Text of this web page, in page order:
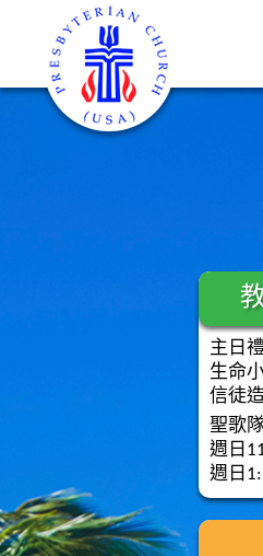
主日
生命
信徒
聖歌
週日
週日